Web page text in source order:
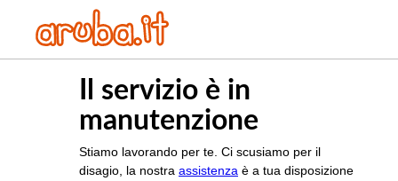
Il servizio è in
manutenzione
Stiamo lavorando per te. Ci scusiamo per il
disagio, la nostra assistenza è a tua disposizione